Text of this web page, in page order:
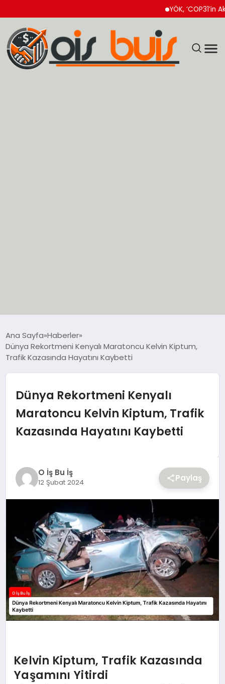
YÖK, ‘COP31’in
EKONOMİ
SIYASET
SPOR
Ana Sayfa Haberler
Dünya Rekortmeni Kenyalı Maratoncu Kelvin Kiptum,
Trafik Kazasında Hayatını Kaybetti
Dünya Rekortmeni Kenyalı
Maratoncu Kelvin Kiptum, Trafik
Kazasında Hayatını Kaybetti
O İş Bu İş
12 Şubat 2024 Paylaş
Kelvin Kiptum, Trafik Kazasında
Yaşamını Yitirdi